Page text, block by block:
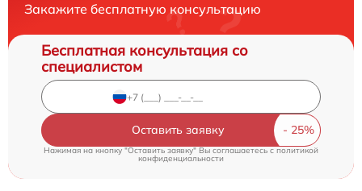
Закажите бесплатную консультацию
Бесплатная консультация со
специалистом
Оставить заявку
Нажимая на кнопку "Оставить заявку" Вы соглашаетесь c политикой
конфиденциальности